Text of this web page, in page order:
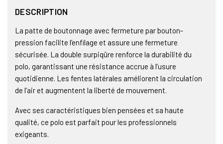
DESCRIPTION
La patte de boutonnage avec fermeture par bouton-
pression facilite l’enfilage et assure une fermeture
sécurisée. La double surpiqûre renforce la durabilité du
polo, garantissant une résistance accrue à l’usure
quotidienne. Les fentes latérales améliorent la circulation
de l’air et augmentent la liberté de mouvement.
Avec ses caractéristiques bien pensées et sa haute
qualité, ce polo est parfait pour les professionnels
exigeants.